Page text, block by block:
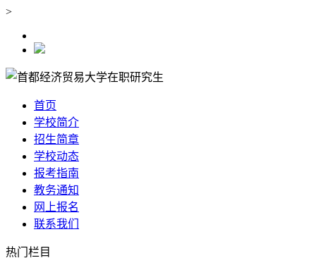
>
首页
学校简介
招生简章
学校动态
报考指南
教务通知
网上报名
联系我们
热门栏目